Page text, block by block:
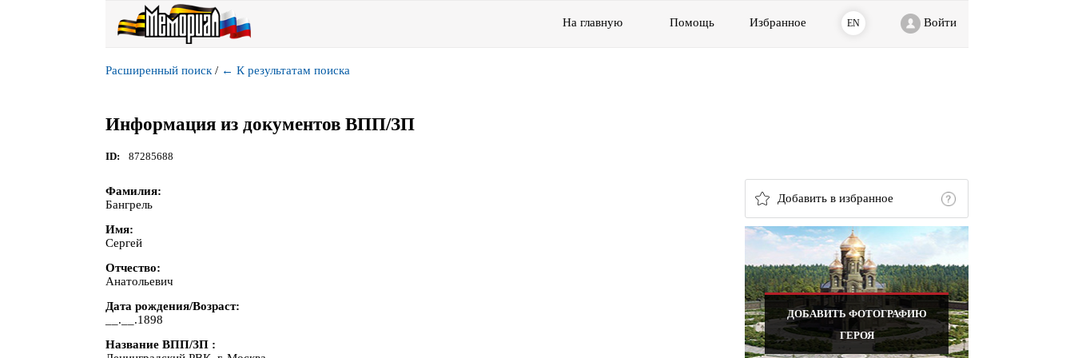
На главную Помощь Избранное EN Войти
Расширенный поиск / ← К результатам поиска
Информация из документов ВПП/ЗП
ID 87285688
Добавить в избранное
ДОБАВИТЬ ФОТОГРАФИЮ
ГЕРОЯ
Фамилия
Бангрель
Имя
Сергей
Отчество
Анатольевич
Дата рождения/Возраст
__.__.1898
Название ВПП/ЗП